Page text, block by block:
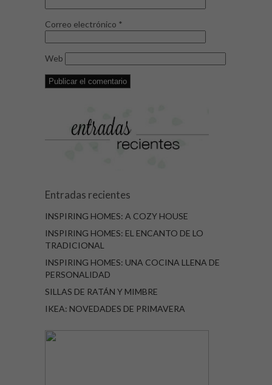
Correo electrónico *
Web
Entradas recientes
INSPIRING HOMES: A COZY HOUSE
INSPIRING HOMES: EL ENCANTO DE LO
TRADICIONAL
INSPIRING HOMES: UNA COCINA LLENA DE
PERSONALIDAD
SILLAS DE RATÁN Y MIMBRE
IKEA: NOVEDADES DE PRIMAVERA